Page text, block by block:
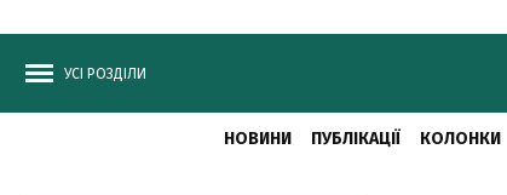
УСІ РОЗДІЛИ
НОВИНИ ПУБЛІКАЦІЇ КОЛОНКИ